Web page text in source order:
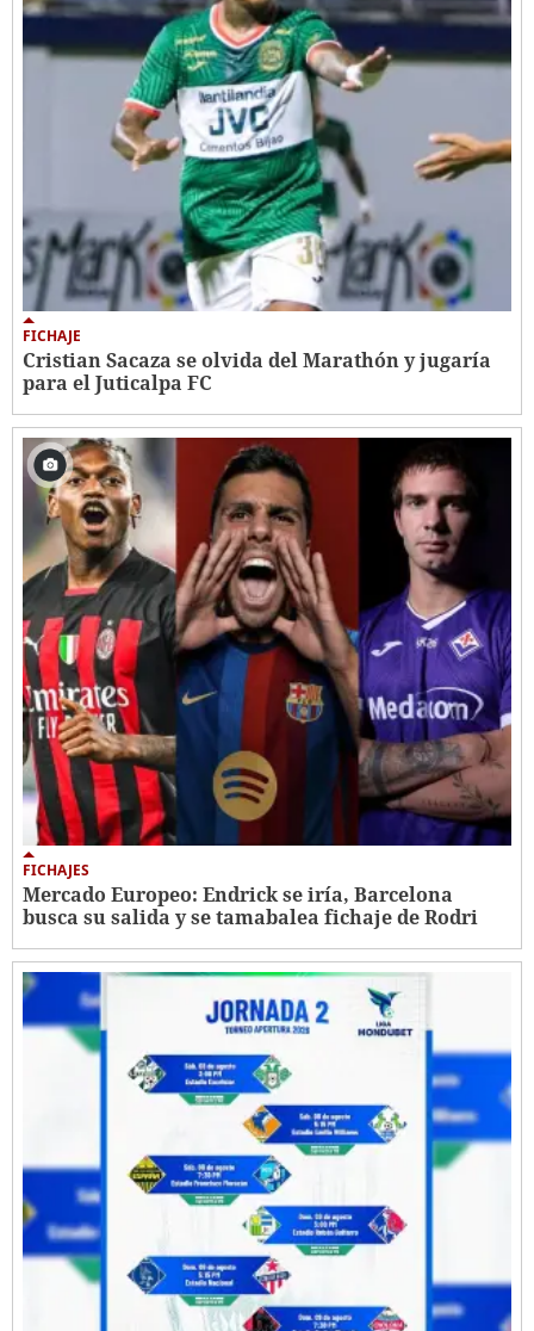
FICHAJE
Cristian Sacaza se olvida del Marathón y jugaría
para el Juticalpa FC
FICHAJES
Mercado Europeo: Endrick se iría, Barcelona
busca su salida y se tamabalea fichaje de Rodri